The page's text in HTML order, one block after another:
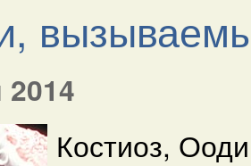
Костиоз,